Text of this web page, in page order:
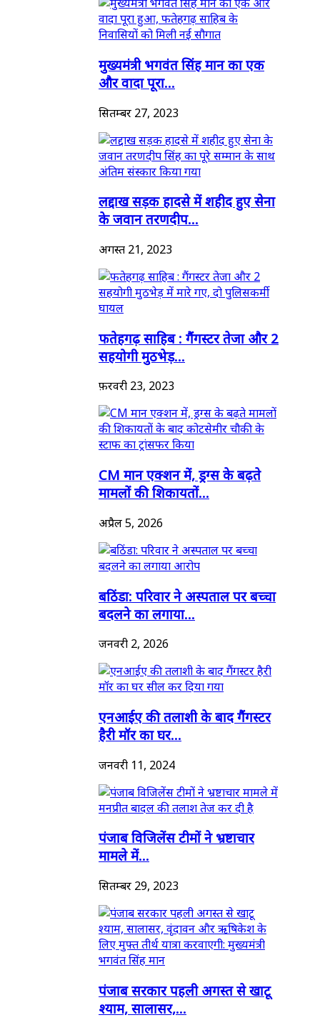
मुख्यमंत्री भगवंत सिंह मान का एक
और वादा पूरा...
सितम्बर 27, 2023
लद्दाख सड़क हादसे में शहीद हुए सेना
के जवान तरणदीप...
अगस्त 21, 2023
फतेहगढ़ साहिब : गैंगस्टर तेजा और 2
सहयोगी मुठभेड़...
फ़रवरी 23, 2023
CM मान एक्शन में, ड्रग्स के बढ़ते
मामलों की शिकायतों...
अप्रैल 5, 2026
बठिंडा: परिवार ने अस्पताल पर बच्चा
बदलने का लगाया...
जनवरी 2, 2026
एनआईए की तलाशी के बाद गैंगस्टर
हैरी मॉर का घर...
जनवरी 11, 2024
पंजाब विजिलेंस टीमों ने भ्रष्टाचार
मामले में...
सितम्बर 29, 2023
पंजाब सरकार पहली अगस्त से खाटू
श्याम, सालासर,...